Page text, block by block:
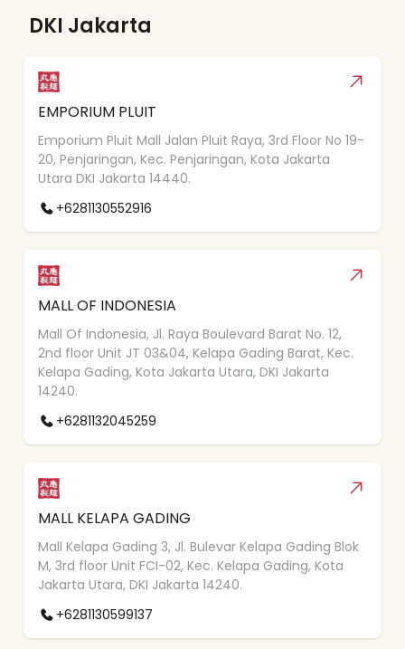
DKI Jakarta
EMPORIUM PLUIT
Emporium Pluit Mall Jalan Pluit Raya, 3rd Floor No 19-
20, Penjaringan, Kec. Penjaringan, Kota Jakarta
Utara DKI Jakarta 14440.
+6281130552916
MALL OF INDONESIA
Mall Of Indonesia, Jl. Raya Boulevard Barat No. 12,
2nd floor Unit JT 03&04, Kelapa Gading Barat, Kec.
Kelapa Gading, Kota Jakarta Utara, DKI Jakarta
14240.
+6281132045259
MALL KELAPA GADING
Mall Kelapa Gading 3, Jl. Bulevar Kelapa Gading Blok
M, 3rd floor Unit FCI-02, Kec. Kelapa Gading, Kota
Jakarta Utara, DKI Jakarta 14240.
+6281130599137